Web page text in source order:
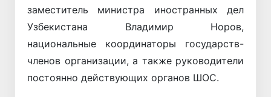
заместитель министра иностранных дел
Узбекистана Владимир Норов,
национальные координаторы государств-
членов организации, а также руководители
постоянно действующих органов ШОС.